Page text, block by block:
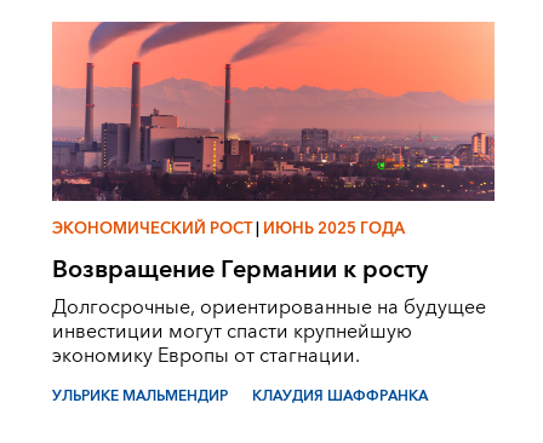
ЭКОНОМИЧЕСКИЙ РОСТ|ИЮНЬ 2025 ГОДА
Возвращение Германии к росту
Долгосрочные, ориентированные на будущее
инвестиции могут спасти крупнейшую
экономику Европы от стагнации.
УЛЬРИКЕ МАЛЬМЕНДИР КЛАУДИЯ ШАФФРАНКА